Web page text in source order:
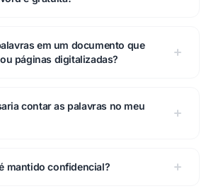
em um documento que
páginas digitalizadas?
contar as palavras no meu
mantido confidencial?